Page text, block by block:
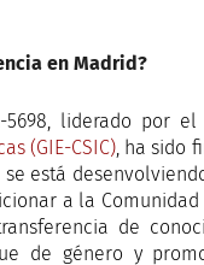
en Madrid?
5698, liderado por el
(GIE-CSIC), ha sido
está
a la
de
de género y